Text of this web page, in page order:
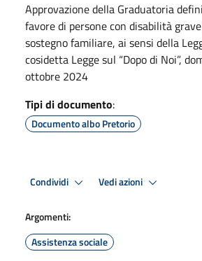
Approvazione della Graduatoria
favore di persone con disabilità
sostegno familiare, ai sensi della
cosidetta Legge sul “Dopo di Noi”,
ottobre 2024
Tipi di documento:
Documento albo Pretorio
Condividi Vedi azioni
Argomenti:
Assistenza sociale